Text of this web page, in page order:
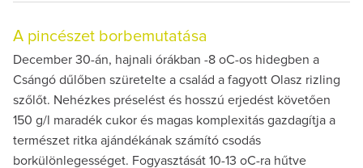
A pincészet borbemutatása
December 30-án, hajnali órákban -8 oC-os hidegben a
Csángó dűlőben szüretelte a család a fagyott Olasz rizling
szőlőt. Nehézkes préselést és hosszú erjedést követően
150 g/l maradék cukor és magas komplexitás gazdagítja a
természet ritka ajándékának számító csodás
borkülönlegességet. Fogyasztását 10-13 oC-ra hűtve